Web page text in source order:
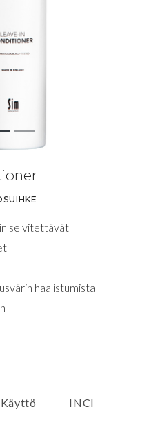
selvitettävät
haalistumista
Käyttö INCI